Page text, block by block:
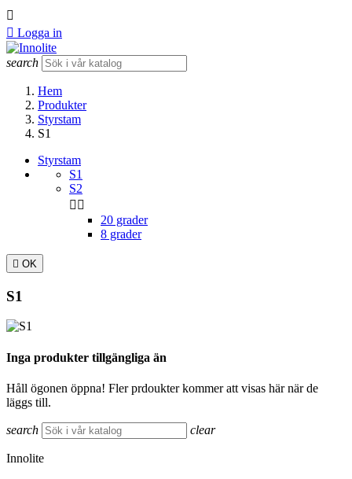

 Logga in
search
Hem
Produkter
Styrstam
S1
Styrstam
S1
S2
 
20 grader
8 grader
 OK
S1
Inga produkter tillgängliga än
Håll ögonen öppna! Fler prdoukter kommer att visas här när de
läggs till.
search clear
Innolite